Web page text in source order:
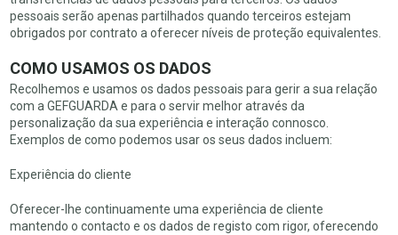
pessoais serão apenas partilhados quando terceiros estejam
obrigados por contrato a oferecer níveis de proteção equivalentes.
COMO USAMOS OS DADOS
Recolhemos e usamos os dados pessoais para gerir a sua relação
com a GEFGUARDA e para o servir melhor através da
personalização da sua experiência e interação connosco.
Exemplos de como podemos usar os seus dados incluem:
Experiência do cliente
Oferecer-lhe continuamente uma experiência de cliente
mantendo o contacto e os dados de registo com rigor, oferecendo